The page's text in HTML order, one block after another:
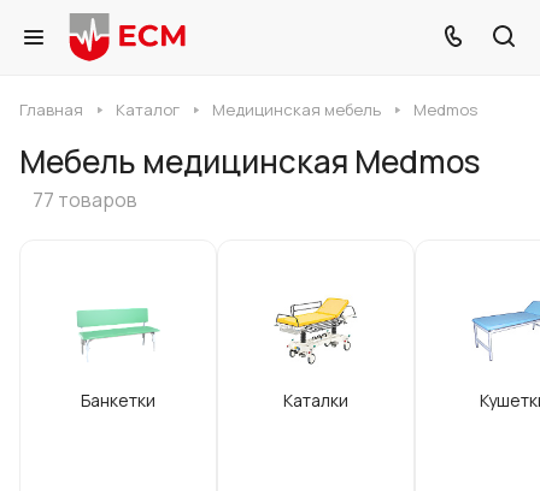
Главная Каталог Медицинская мебель Medmos
Мебель медицинская Medmos
77 товаров
Банкетки Каталки